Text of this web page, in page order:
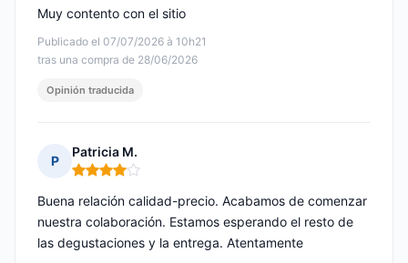
Publicado el 07/07/2026 à 10h21
tras una compra de 28/06/2026
Muy contento con el sitio
Opinión traducida
P
Patricia M.
Nota: 4 de 5
Buena relación calidad-precio. Acabamos de comenzar
nuestra colaboración. Estamos esperando el resto de
las degustaciones y la entrega. Atentamente